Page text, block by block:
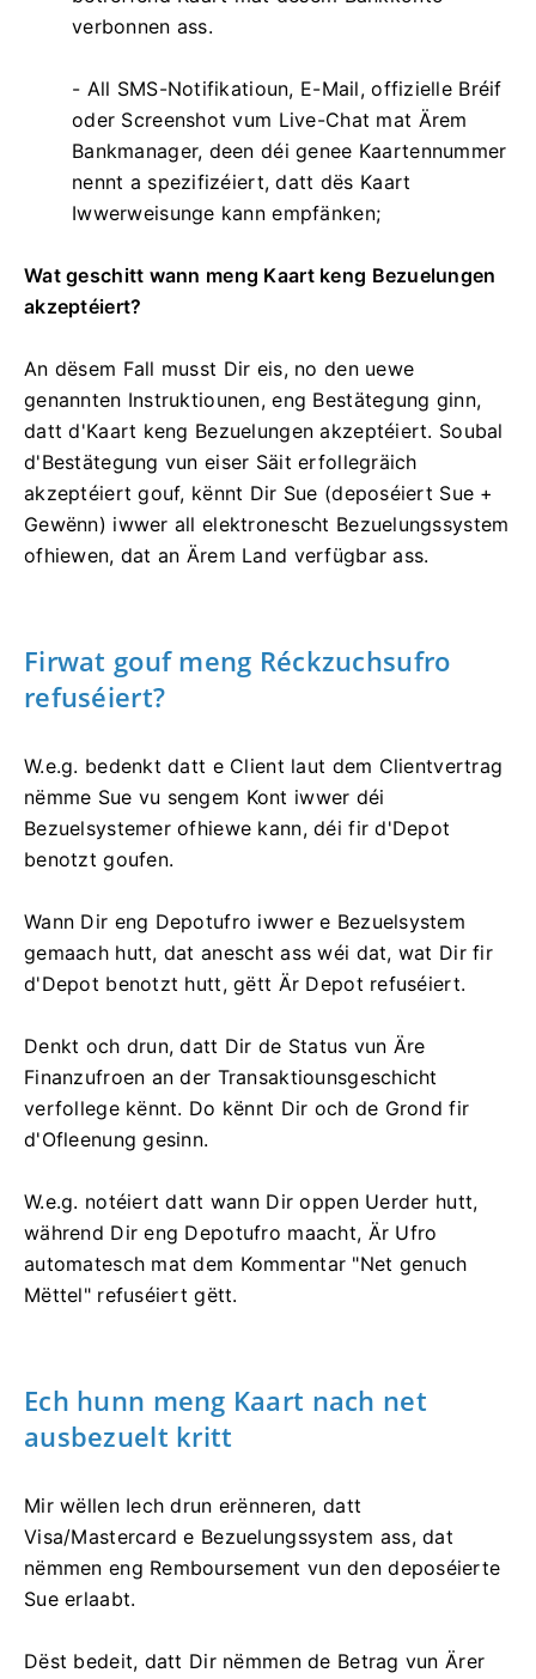
verbonnen ass.
- All SMS-Notifikatioun, E-Mail, offizielle Bréif
oder Screenshot vum Live-Chat mat Ärem
Bankmanager, deen déi genee Kaartennummer
nennt a spezifizéiert, datt dës Kaart
Iwwerweisunge kann empfänken;
Wat geschitt wann meng Kaart keng Bezuelungen
akzeptéiert?
An dësem Fall musst Dir eis, no den uewe
genannten Instruktiounen, eng Bestätegung ginn,
datt d'Kaart keng Bezuelungen akzeptéiert. Soubal
d'Bestätegung vun eiser Säit erfollegräich
akzeptéiert gouf, kënnt Dir Sue (deposéiert Sue +
Gewënn) iwwer all elektronescht Bezuelungssystem
ofhiewen, dat an Ärem Land verfügbar ass.
Firwat gouf meng Réckzuchsufro
refuséiert?
W.e.g. bedenkt datt e Client laut dem Clientvertrag
nëmme Sue vu sengem Kont iwwer déi
Bezuelsystemer ofhiewe kann, déi fir d'Depot
benotzt goufen.
Wann Dir eng Depotufro iwwer e Bezuelsystem
gemaach hutt, dat anescht ass wéi dat, wat Dir fir
d'Depot benotzt hutt, gëtt Är Depot refuséiert.
Denkt och drun, datt Dir de Status vun Äre
Finanzufroen an der Transaktiounsgeschicht
verfollege kënnt. Do kënnt Dir och de Grond fir
d'Ofleenung gesinn.
W.e.g. notéiert datt wann Dir oppen Uerder hutt,
während Dir eng Depotufro maacht, Är Ufro
automatesch mat dem Kommentar "Net genuch
Mëttel" refuséiert gëtt.
Ech hunn meng Kaart nach net
ausbezuelt kritt
Mir wëllen Iech drun erënneren, datt
Visa/Mastercard e Bezuelungssystem ass, dat
nëmmen eng Remboursement vun den deposéierte
Sue erlaabt.
Dëst bedeit, datt Dir nëmmen de Betrag vun Ärer